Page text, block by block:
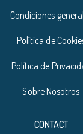
Condiciones
Política de
Política de
Sobre Nosotros
CONTACT